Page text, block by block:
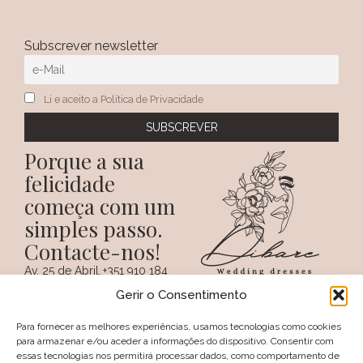
Gerir o Consentimento
Para fornecer as melhores experiências, usamos tecnologias como cookies
para armazenar e/ou aceder a informações do dispositivo. Consentir com
essas tecnologias nos permitirá processar dados, como comportamento de
Subscrever newsletter
Li e aceito a Política de Privacidade
Porque a sua
felicidade
começa com um
simples passo.
Contacte-nos!
Av. 25 de Abril,
PORTUGAL
+351 910 184
(Chamada para a
nacional)
+351 274 094
SOCIAIS